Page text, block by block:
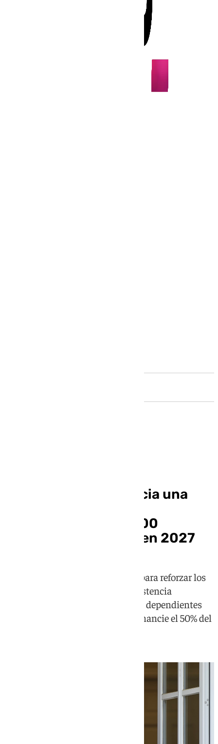
Pedro Sánchez anuncia una
dependencia con 7.000
millones adicionales en 2027
El Gobierno aprobará un decreto para reforzar los
cuidados de larga duración, la asistencia
domiciliaria y el apoyo a personas dependientes
con el objetivo de que el Estado financie el 50% del